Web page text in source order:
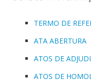
TERMO DE
ATA ABERTURA
ATOS DE
ATOS DE